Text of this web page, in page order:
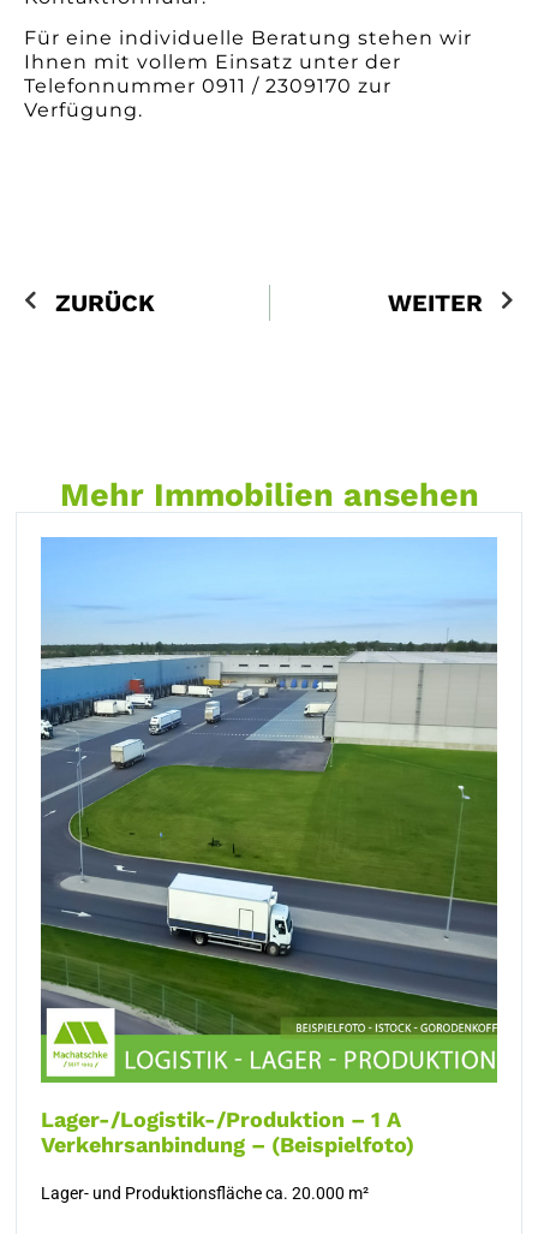
Für eine individuelle Beratung stehen wir
Ihnen mit vollem Einsatz unter der
Telefonnummer 0911 / 2309170 zur
Verfügung.
ZURÜCK WEITER
Mehr Immobilien ansehen
Lager-/Logistik-/Produktion – 1 A
Verkehrsanbindung – (Beispielfoto)
Lager- und Produktionsfläche ca. 20.000 m²